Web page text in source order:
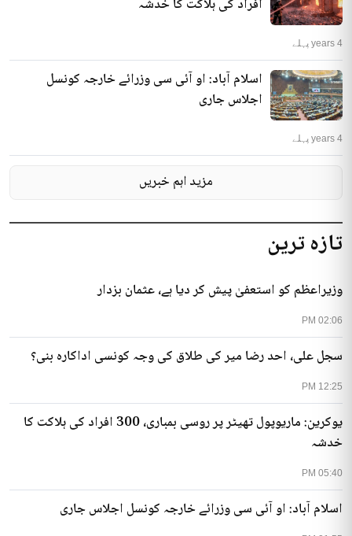
تازہ ترین
02:06 PM
وزیراعظم کو استعفیٰ پیش کر دیا ہے، عثمان بزدار
12:25 PM
سجل علی، احد رضا میر کی طلاق کی وجہ کونسی اداکارہ بنی؟
05:40 PM
یوکرین: ماریوپول تھیٹر پر روسی بمباری، 300 افراد کی ہلاکت کا
خدشہ
اسلام آباد: او آئی سی وزرائے خارجہ کونسل اجلاس جاری
افراد کی ہلاکت کا خدشہ
4 years پہلے
اسلام آباد: او آئی سی وزرائے خارجہ کونسل
اجلاس جاری
4 years پہلے
مزید اہم خبریں